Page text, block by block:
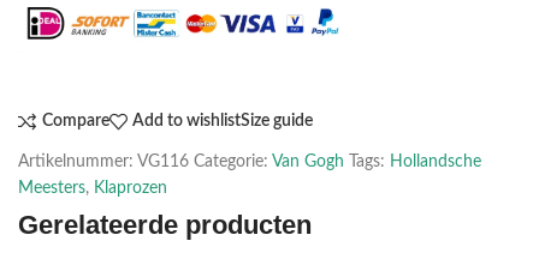
Compare Add to wishlistSize guide
Artikelnummer: VG116 Categorie: Van Gogh Tags: Hollandsche
Meesters, Klaprozen
Gerelateerde producten